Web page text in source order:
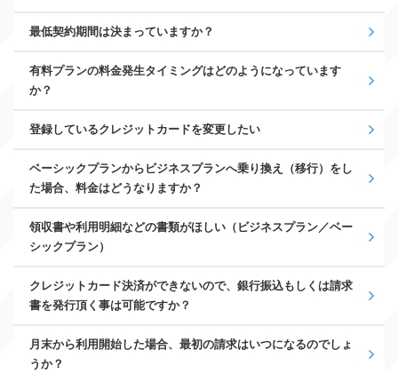
最低契約期間は決まっていますか？
有料プランの料金発生タイミングはどのようになっています
か？
登録しているクレジットカードを変更したい
ベーシックプランからビジネスプランへ乗り換え（移行）をし
た場合、料金はどうなりますか？
領収書や利用明細などの書類がほしい（ビジネスプラン／ベー
シックプラン）
クレジットカード決済ができないので、銀行振込もしくは請求
書を発行頂く事は可能ですか？
月末から利用開始した場合、最初の請求はいつになるのでしょ
うか？